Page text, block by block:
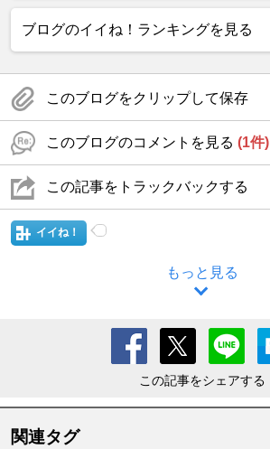
ブログのイイね！ランキングを見る
このブログをクリップして保存
このブログのコメントを見る (1件)
この記事をトラックバックする
イイね！
もっと見る
この記事をシェアする
関連タグ